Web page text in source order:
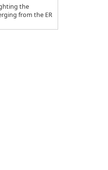
the
from the ER